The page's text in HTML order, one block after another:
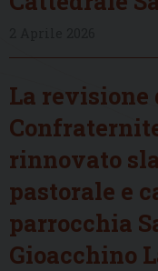
La revisione
rinnovato
pastorale e
parrocchia
Gioacchino